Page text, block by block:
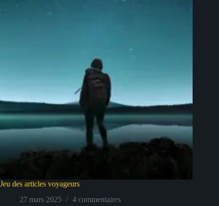
Jeu des articles voyageurs
27 mars 2025
4 commentaires